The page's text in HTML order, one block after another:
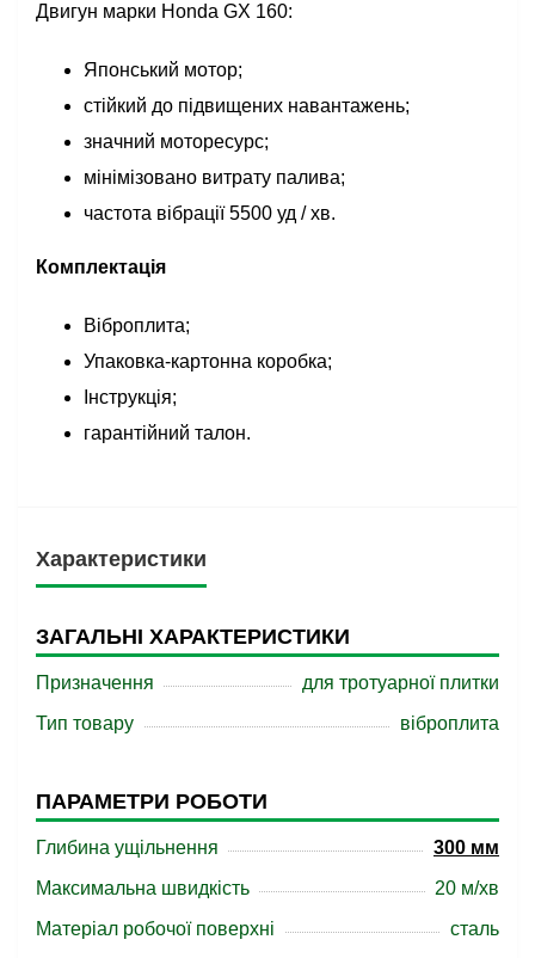
Двигун марки Honda GX 160:
Японський мотор;
стійкий до підвищених навантажень;
значний моторесурс;
мінімізовано витрату палива;
частота вібрації 5500 уд / хв.
Комплектація
Віброплита;
Упаковка-картонна коробка;
Інструкція;
гарантійний талон.
Характеристики
ЗАГАЛЬНІ ХАРАКТЕРИСТИКИ
Призначення
для тротуарної плитки
Тип товару
віброплита
ПАРАМЕТРИ РОБОТИ
Глибина ущільнення
300 мм
Максимальна швидкість
20 м/хв
Матеріал робочої поверхні
сталь